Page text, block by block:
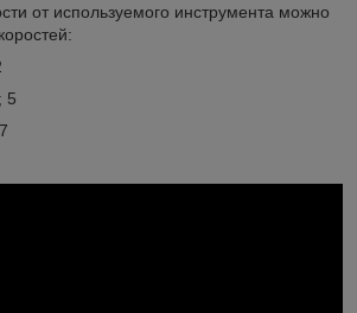
от используемого инструмента можно
5